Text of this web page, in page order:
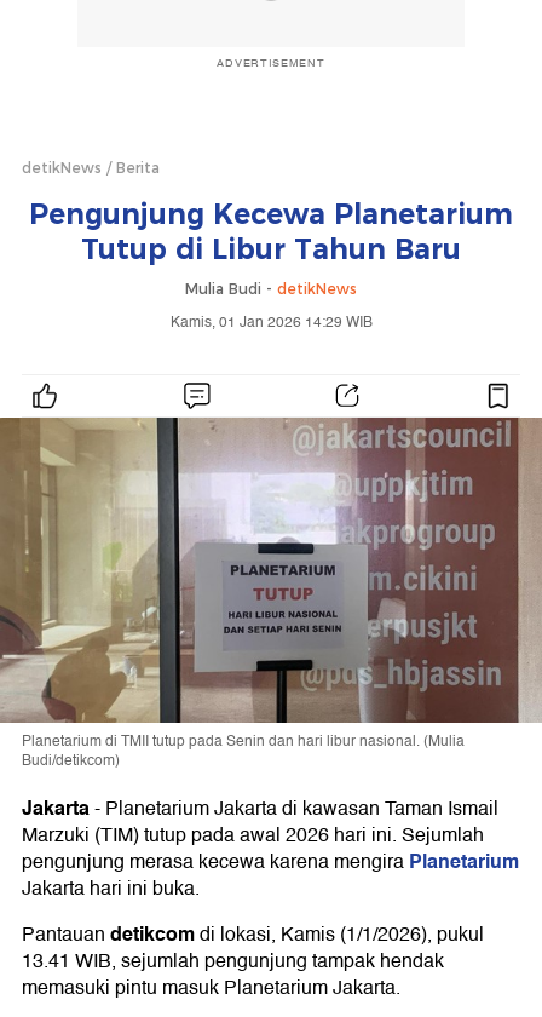
ADVERTISEMENT
detikNews Berita
Pengunjung Kecewa Planetarium
Tutup di Libur Tahun Baru
Mulia Budi - detikNews
Kamis, 01 Jan 2026 14:29 WIB
Planetarium di TMII tutup pada Senin dan hari libur nasional. (Mulia
Budi/detikcom)
Jakarta-Planetarium Jakarta di kawasan Taman Ismail
Marzuki (TIM) tutup pada awal 2026 hari ini. Sejumlah
pengunjung merasa kecewa karena mengiraPlanetarium
Jakarta hari ini buka.
Pantauandetikcomdi lokasi, Kamis (1/1/2026), pukul
13.41 WIB, sejumlah pengunjung tampak hendak
memasuki pintu masuk Planetarium Jakarta.